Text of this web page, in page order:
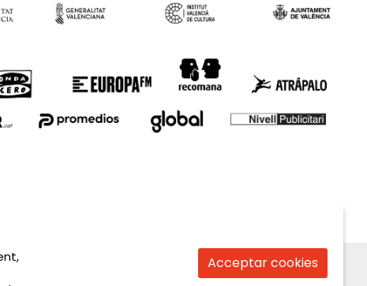
Acceptar cookies